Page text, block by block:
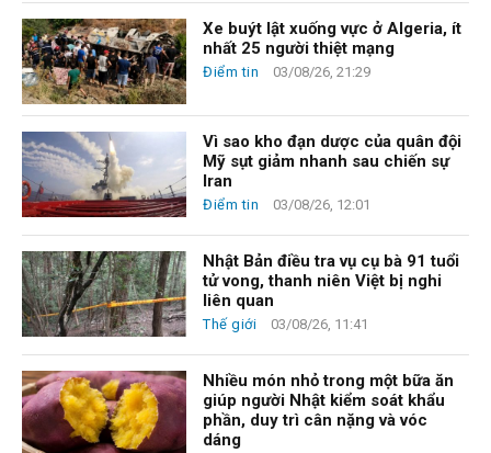
Xe buýt lật xuống vực ở Algeria, ít
nhất 25 người thiệt mạng
Điểm tin 03/08/26, 21:29
Vì sao kho đạn dược của quân đội
Mỹ sụt giảm nhanh sau chiến sự
Iran
Điểm tin 03/08/26, 12:01
Nhật Bản điều tra vụ cụ bà 91 tuổi
tử vong, thanh niên Việt bị nghi
liên quan
Thế giới 03/08/26, 11:41
Nhiều món nhỏ trong một bữa ăn
giúp người Nhật kiểm soát khẩu
phần, duy trì cân nặng và vóc
dáng